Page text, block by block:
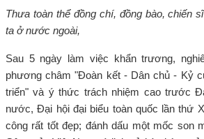
Thưa toàn thể đồng chí, đồng bào, chiến
ta ở nước ngoài,
Sau 5 ngày làm việc khẩn trương,
phương châm "Đoàn kết - Dân chủ - Kỷ
triển" và ý thức trách nhiệm cao trước
nước, Đại hội đại biểu toàn quốc lần thứ
công rất tốt đẹp; đánh dấu một mốc son